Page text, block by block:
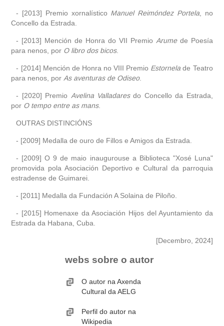
- [2013] Premio xornalístico Manuel Reimóndez Portela, no
Concello da Estrada.
- [2013] Mención de Honra do VII Premio Arumede Poesía
para nenos, por O libro dos bicos.
- [2014] Mención de Honra no VIII Premio Estornela de Teatro
para nenos, por As aventuras de Odiseo.
- [2020] Premio Avelina Valladaresdo Concello da Estrada,
por O tempo entre as mans.
OUTRAS DISTINCIÓNS
- [2009] Medalla de ouro de Fillos e Amigos da Estrada.
- [2009] O 9 de maio inaugurouse a Biblioteca "Xosé Luna"
promovida pola Asociación Deportivo e Cultural da parroquia
estradense de Guimarei.
- [2011] Medalla da Fundación A Solaina de Piloño.
- [2015] Homenaxe da Asociación Hijos del Ayuntamiento da
Estrada da Habana, Cuba.
[Decembro, 2024]
webs sobre o autor
O autor na Axenda
Cultural da AELG
Perfil do autor na
Wikipedia